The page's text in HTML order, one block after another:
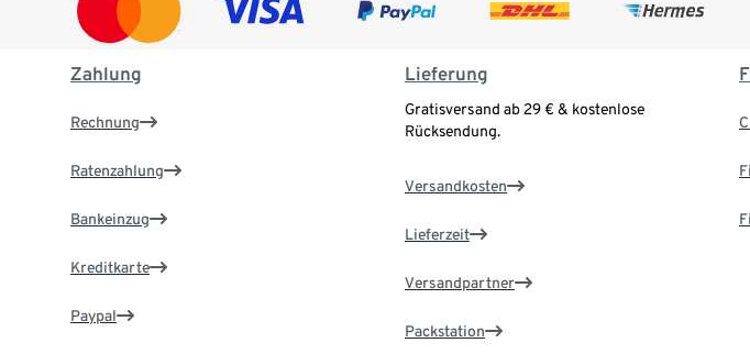
Zahlung
Rechnung
Ratenzahlung
Bankeinzug
Kreditkarte
Paypal
Lieferung
Gratisversand ab 29 € & kostenlose
Rücksendung.
Versandkosten
Lieferzeit
Versandpartner
Packstation